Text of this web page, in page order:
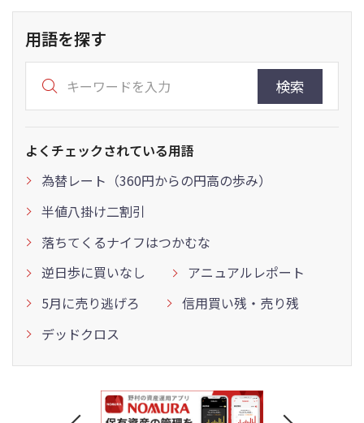
用語を探す
検索
よくチェックされている用語
為替レート（360円からの円高の歩み）
半値八掛け二割引
落ちてくるナイフはつかむな
逆日歩に買いなし
アニュアルレポート
5月に売り逃げろ
信用買い残・売り残
デッドクロス